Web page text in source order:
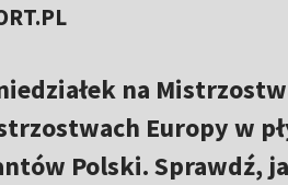
na
Europy w
Polski. Sprawdź,